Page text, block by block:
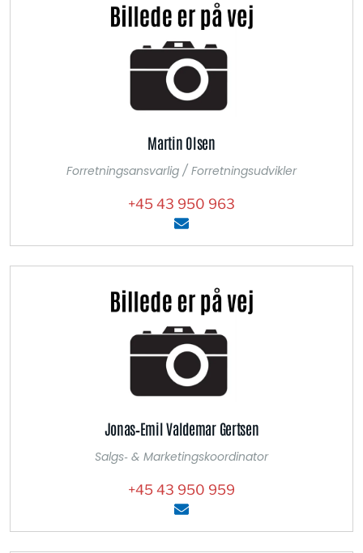
Martin Olsen
Forretningsansvarlig / Forretningsudvikler
+45 43 950 963
Jonas‑Emil Valdemar Gertsen
Salgs‑ & Marketingskoordinator
+45 43 950 959